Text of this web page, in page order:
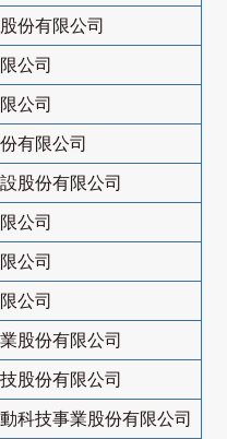
份有限公司
公司
公司
有限公司
股份有限公司
公司
公司
公司
股份有限公司
股份有限公司
科技事業股份有限公司